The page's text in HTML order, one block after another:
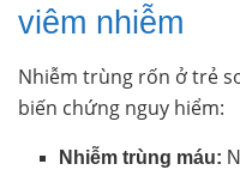
viêm nhiễm
Nhiễm trùng rốn ở trẻ
biến chứng nguy hiểm:
Nhiễm trùng máu: